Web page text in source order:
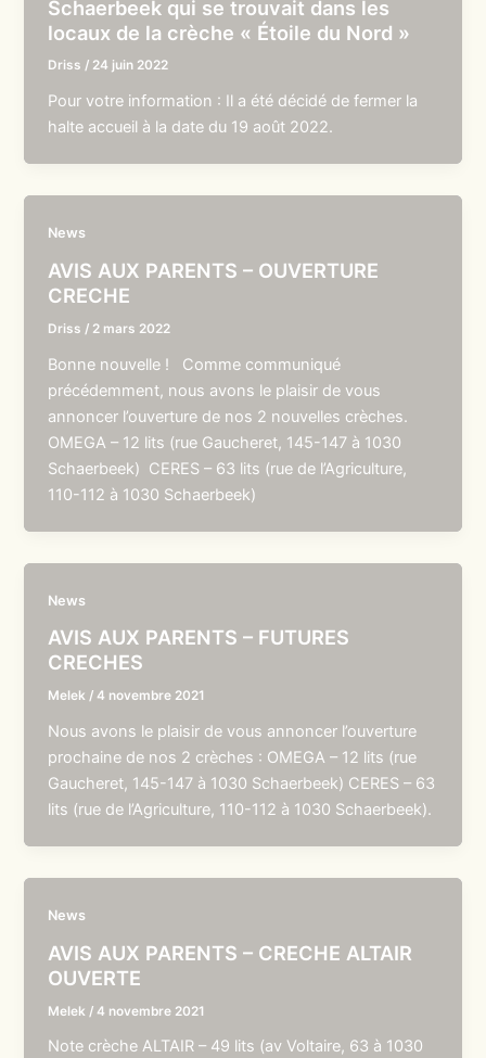
Schaerbeek qui se trouvait dans les
locaux de la crèche « Étoile du Nord »
Driss / 24 juin 2022
Pour votre information : Il a été décidé de fermer la
halte accueil à la date du 19 août 2022.
News
AVIS AUX PARENTS – OUVERTURE
CRECHE
Driss / 2 mars 2022
Bonne nouvelle ! Comme communiqué
précédemment, nous avons le plaisir de vous
annoncer l’ouverture de nos 2 nouvelles crèches.
OMEGA – 12 lits (rue Gaucheret, 145-147 à 1030
Schaerbeek) CERES – 63 lits (rue de l’Agriculture,
110-112 à 1030 Schaerbeek)
News
AVIS AUX PARENTS – FUTURES
CRECHES
Melek /4 novembre 2021
Nous avons le plaisir de vous annoncer l’ouverture
prochaine de nos 2 crèches : OMEGA – 12 lits (rue
Gaucheret, 145-147 à 1030 Schaerbeek) CERES – 63
lits (rue de l’Agriculture, 110-112 à 1030 Schaerbeek).
News
AVIS AUX PARENTS – CRECHE ALTAIR
OUVERTE
Melek /4 novembre 2021
Note crèche ALTAIR – 49 lits (av Voltaire, 63 à 1030